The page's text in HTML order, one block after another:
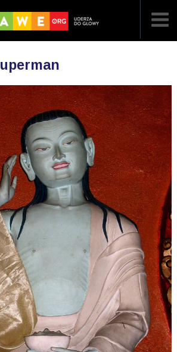
NAJNOWSZE
POPULARNE
LOSOWE
ARTYKUŁY
F FILMY
G GALERIA
REGULAMIN
KONTAKT